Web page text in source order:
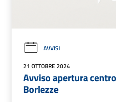
AVVISI
21 OTTOBRE 2024
Avviso apertura
Borlezze